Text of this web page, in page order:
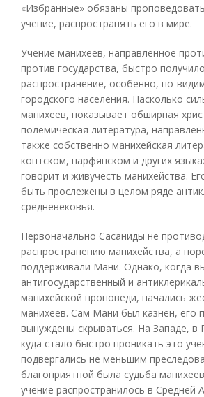
«Избранные» обязаны
учение, распространять его в мире.
Учение манихеев, направленное
против государства, быстро
распространение, особенно, по-
городского населения. Насколько
манихеев, показывает обширная
полемическая литература,
также собственно манихейская
коптском, парфянском и других
говорит и живучесть манихейства.
быть прослежены в целом ряде
средневековья.
Первоначально Сасаниды не
распространению манихейства, а
поддерживали Мани. Однако, когда
антигосударственный и
манихейской проповеди, начались
манихеев. Сам Мани был казнён, его
вынуждены скрываться. На Западе, в
куда стало быстро проникать это
подвергались не меньшим
благоприятной была судьба
учение распространилось в Средней